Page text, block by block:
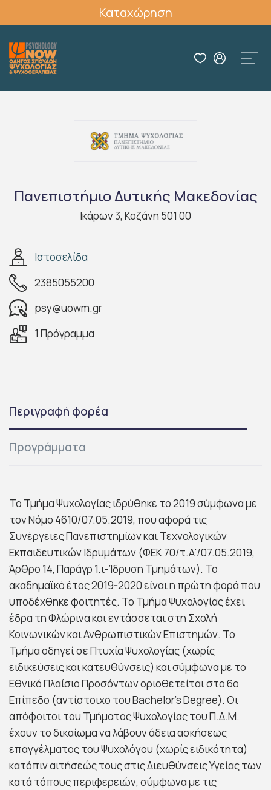
Καταχώρηση
Πανεπιστήμιο Δυτικής Μακεδονίας
Ικάρων 3, Κοζάνη 501 00
Ιστοσελίδα
2385055200
psy@uowm.gr
1 Πρόγραμμα
Περιγραφή φορέα
Προγράμματα
Το Τμήμα Ψυχολογίας ιδρύθηκε το 2019 σύμφωνα με
τον Νόμο 4610/07.05.2019, που αφορά τις
Συνέργειες Πανεπιστημίων και Τεχνολογικών
Εκπαιδευτικών Ιδρυμάτων (ΦΕΚ 70/τ.Α'/07.05.2019,
Άρθρο 14, Παράγρ 1.ι-Ίδρυση Τμημάτων). Το
ακαδημαϊκό έτος 2019-2020 είναι η πρώτη φορά που
υποδέχθηκε φοιτητές. Το Τμήμα Ψυχολογίας έχει
έδρα τη Φλώρινα και εντάσσεται στη Σχολή
Κοινωνικών και Ανθρωπιστικών Επιστημών. Το
Τμήμα οδηγεί σε Πτυχία Ψυχολογίας (χωρίς
ειδικεύσεις και κατευθύνσεις) και σύμφωνα με το
Εθνικό Πλαίσιο Προσόντων οριοθετείται στο 6ο
Επίπεδο (αντίστοιχο του Bachelor’s Degree). Οι
απόφοιτοι του Τμήματος Ψυχολογίας του Π.Δ.Μ.
έχουν το δικαίωμα να λάβουν άδεια ασκήσεως
επαγγέλματος του Ψυχολόγου (χωρίς ειδικότητα)
κατόπιν αιτήσεώς τους στις Διευθύνσεις Υγείας των
κατά τόπους περιφερειών, σύμφωνα με τις